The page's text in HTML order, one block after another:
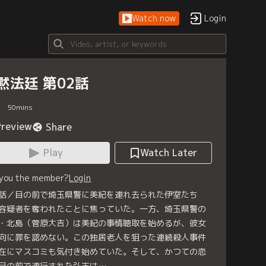
Watch now Login
法廷 第02話
50mins
Share
Play
Watch Later
the member?Login
／目の前で埼玉県警に美紀を連れ去られた伊室たち
疑者を奪われたことに焦っていた。一方、埼玉県警の
北島（菅原大吉）は美紀の事情聴取を始めるが、彼女
に罪を認めない。この独居老人を狙った連続殺人事件
にマスコミも気付き始めていた。そして、かつての恋